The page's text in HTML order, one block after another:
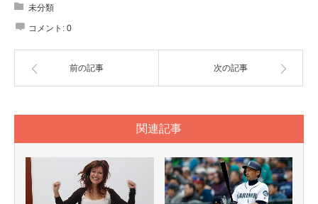
未分類
コメント: 0
前の記事 次の記事
関連記事